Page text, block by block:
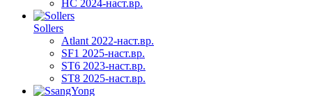
HC 2024-наст.вр.
Sollers
Atlant 2022-наст.вр.
SF1 2025-наст.вр.
ST6 2023-наст.вр.
ST8 2025-наст.вр.